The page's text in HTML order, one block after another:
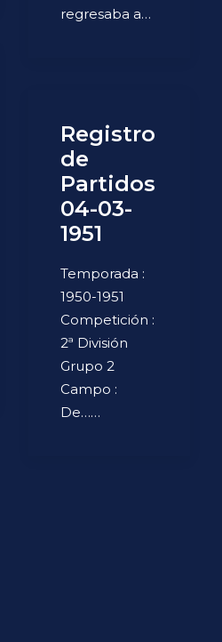
regresaba a…
Registro
de
Partidos
04-03-
1951
Temporada :
1950-1951
Competición :
2ª División
Grupo 2
Campo :
De……